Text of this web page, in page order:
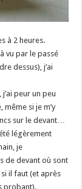
à 2 heures.
vu par le passé
dessus), j’ai
peur un peu
si je m’y
sur le devant…
légèrement
je
de devant où sont
il faut (et après
probant).